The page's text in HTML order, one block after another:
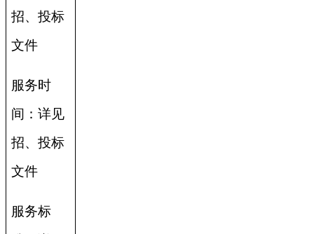
招、投标
文件
服务时
间：详见
招、投标
文件
服务标